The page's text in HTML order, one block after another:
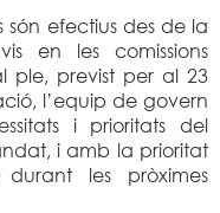
són efectius des de la
en les comissions
ple, previst per al 23
l’equip de govern
i prioritats del
i amb la prioritat
durant les pròximes